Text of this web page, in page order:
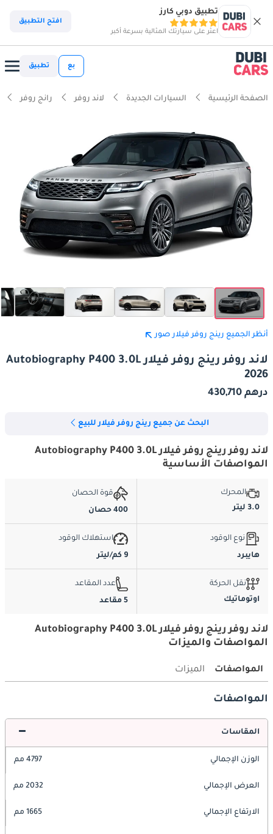
تطبيق دوبي كارز
اعثر على سيارتك المثالية بسرعة أكبر
افتح التطبيق
بع تطبيق
الصفحة الرئيسية السيارات الجديدة لاند روفر رانج روفر
أنظر الجميع رينج روفر فيلار صور
لاند روفر رينج روفر فيلار Autobiography P400 3.0L
2026
درهم 430,710
البحث عن جميع رينج روفر فيلار للبيع
لاند روفر رينج روفر فيلار Autobiography P400 3.0L
المواصفات الأساسية
المحرك
3.0 ليتر
قوة الحصان
400 حصان
نوع الوقود
هايبرد
استهلاك الوقود
9 كم/ليتر
نقل الحركة
اوتوماتيك
عدد المقاعد
5 مقاعد
لاند روفر رينج روفر فيلار Autobiography P400 3.0L
المواصفات والميزات
المواصفات الميزات
المواصفات
المقاسات
الوزن الإجمالي 4797 مم
العرض الإجمالي 2032 مم
الارتفاع الإجمالي 1665 مم